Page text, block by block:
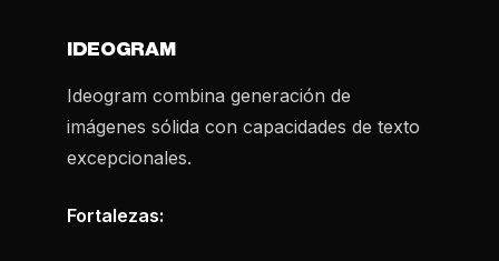
IDEOGRAM
Ideogram combina generación de
imágenes sólida con capacidades de texto
excepcionales.
Fortalezas: